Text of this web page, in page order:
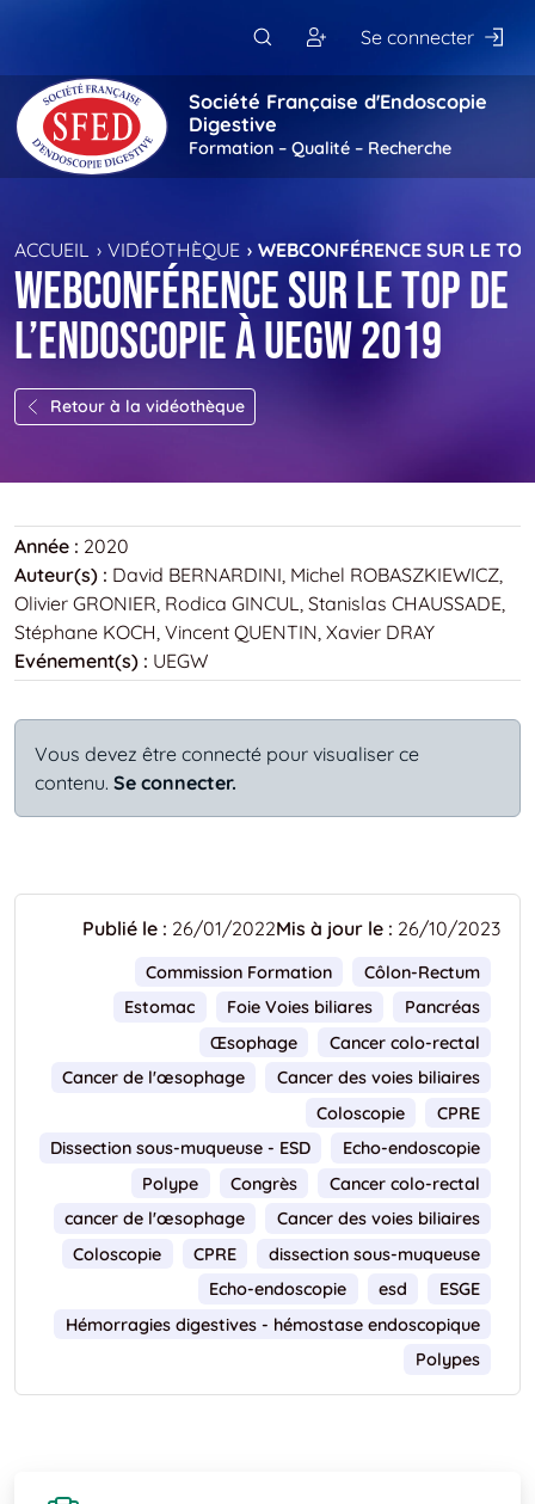
Se connecter
Société Française d'Endoscopie
Digestive
Formation – Qualité – Recherche
ACCUEIL VIDÉOTHÈQUE WEBCONFÉRENCE SUR LE
Webconférence sur le Top de
l’Endoscopie à UEGW 2019
Retour à la vidéothèque
Année : 2020
Auteur(s) : David BERNARDINI, Michel ROBASZKIEWICZ,
Olivier GRONIER, Rodica GINCUL, Stanislas CHAUSSADE,
Stéphane KOCH, Vincent QUENTIN, Xavier DRAY
Evénement(s) : UEGW
Vous devez être connecté pour visualiser ce
contenu. Se connecter.
Publié le : 26/01/2022Mis à jour le : 26/10/2023
Commission Formation
Côlon-Rectum
Estomac
Foie Voies biliares
Pancréas
Œsophage
Cancer colo-rectal
Cancer de l'œsophage
Cancer des voies biliaires
Coloscopie
CPRE
Dissection sous-muqueuse - ESD
Echo-endoscopie
Polype
Congrès
Cancer colo-rectal
cancer de l'œsophage
Cancer des voies biliaires
Coloscopie
CPRE
dissection sous-muqueuse
Echo-endoscopie
esd
ESGE
Hémorragies digestives - hémostase endoscopique
Polypes